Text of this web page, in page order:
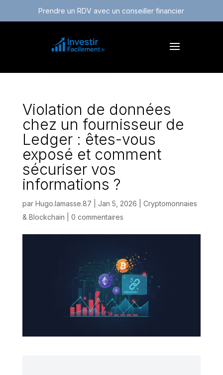
Prendre un RDV avec un conseiller financier
Violation de données
chez un fournisseur de
Ledger : êtes-vous
exposé et comment
sécuriser vos
informations ?
par Hugo.lamasse.87 Jan 5, 2026
Cryptomonnaies
& Blockchain
0 commentaires